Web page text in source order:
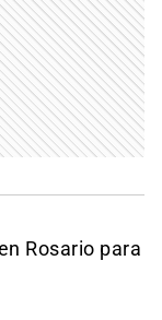
Rosario para